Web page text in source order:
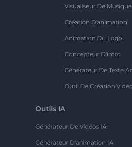
Visualiseur De
Création D'animation
Animation Du Logo
Concepteur D'intro
Générateur De Texte
Outil De Création Vidéo
Outils IA
Générateur De Vidéos IA
Générateur D'animation IA